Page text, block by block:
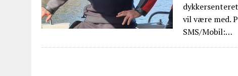
vil være med.
SMS/Mobil:…